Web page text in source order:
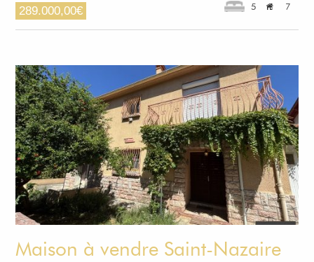
5 7
289.000,00€
Maison à vendre Saint-Nazaire